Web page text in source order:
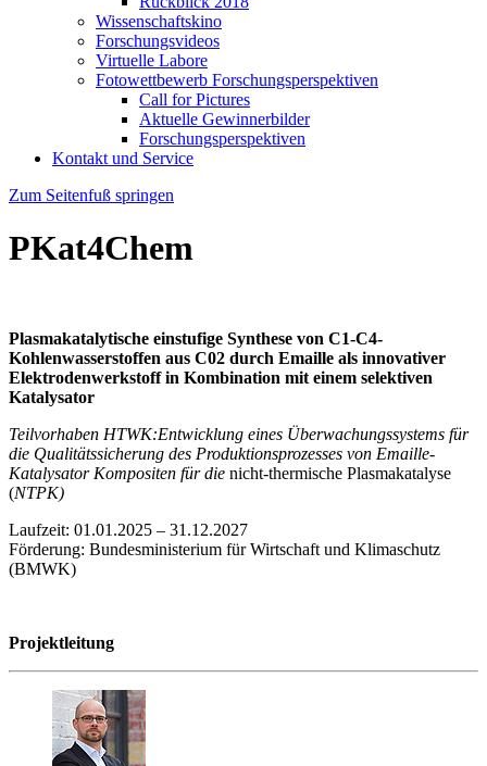
Wissenschaftskino
Forschungsvideos
Virtuelle Labore
Fotowettbewerb Forschungsperspektiven
Call for Pictures
Aktuelle Gewinnerbilder
Forschungsperspektiven
Kontakt und Service
Zum Seitenfuß springen
PKat4Chem
Plasmakatalytische einstufige Synthese von C1-C4-
Kohlenwasserstoffen aus C02 durch Emaille als innovativer
Elektrodenwerkstoff in Kombination mit einem selektiven
Katalysator
Teilvorhaben HTWK:Entwicklung eines Überwachungssystems für
die Qualitätssicherung des Produktionsprozesses von Emaille-
Katalysator Kompositen für die nicht-thermische Plasmakatalyse
(NTPK)
Laufzeit: 01.01.2025 – 31.12.2027
Förderung: Bundesministerium für Wirtschaft und Klimaschutz
(BMWK)
Projektleitung